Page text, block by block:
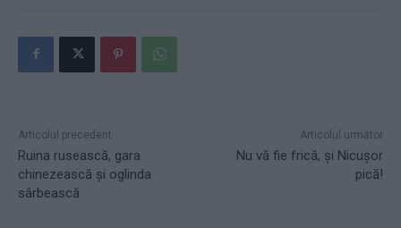
Articolul precedent
Ruina rusească, gara
chinezească și oglinda
sârbească
Articolul următor
Nu vă fie frică, și Nicușor
pică!